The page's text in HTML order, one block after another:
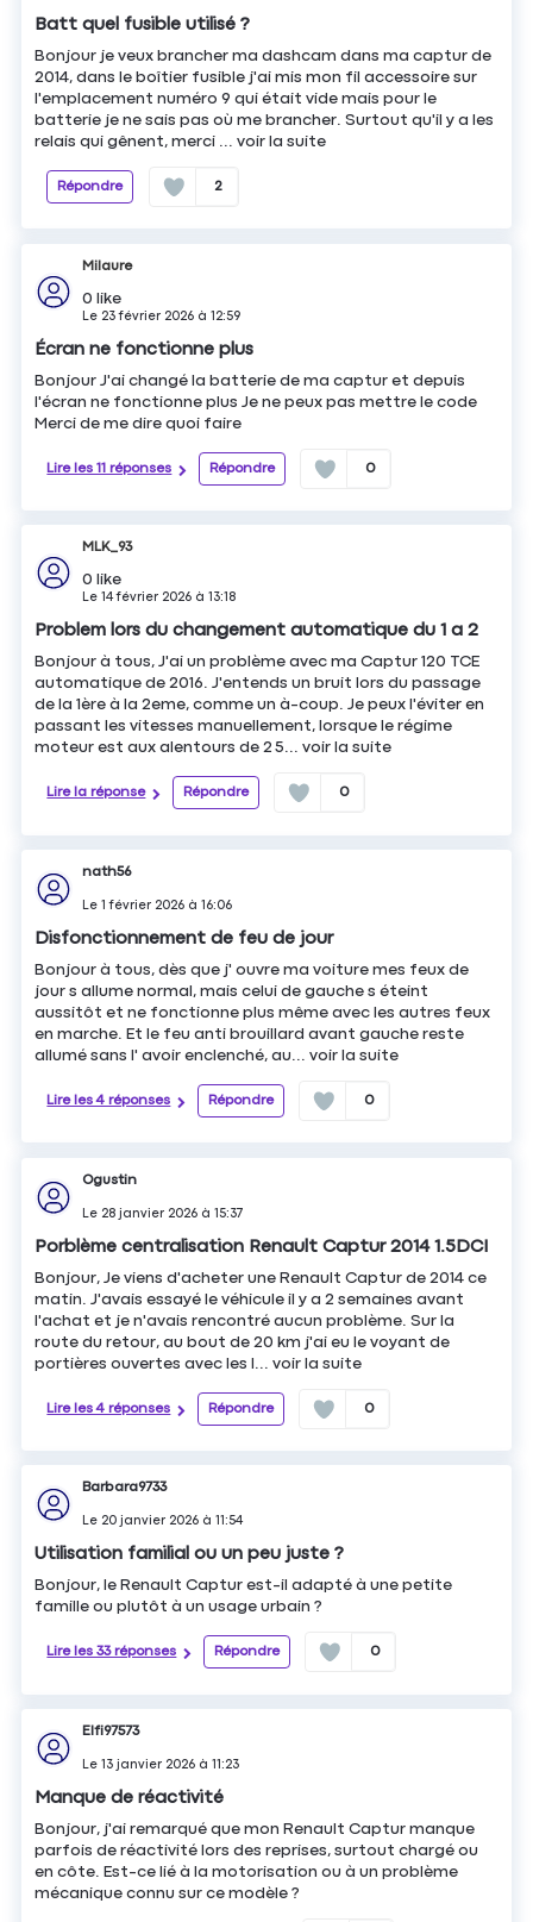
Batt quel fusible utilisé ?
Bonjour je veux brancher ma dashcam dans ma captur de
2014, dans le boîtier fusible j'ai mis mon fil accessoire sur
l'emplacement numéro 9 qui était vide mais pour le
batterie je ne sais pas où me brancher. Surtout qu'il y a les
relais qui gênent, merci ...voir la suite
Répondre 2
Milaure
0 like
Le 23 février 2026 à12:59
Écran ne fonctionne plus
Bonjour J'ai changé la batterie de ma captur et depuis
l'écran ne fonctionne plus Je ne peux pas mettre le code
Merci de me dire quoi faire
Lire les 11 réponses Répondre 0
MLK_93
0 like
Le14 février 2026 à13:18
Problem lors du changement automatique du 1 a 2
Bonjour à tous, J'ai un problème avec ma Captur 120 TCE
automatique de 2016. J'entends un bruit lors du passage
de la 1ère à la 2eme, comme un à-coup. Je peux l'éviter en
passant les vitesses manuellement, lorsque le régime
moteur est aux alentours de 2 5...voir la suite
Lire la réponse Répondre 0
nath56
Le1 février 2026 à16:06
Disfonctionnement de feu de jour
Bonjour à tous, dès que j' ouvre ma voiture mes feux de
jour s allume normal, mais celui de gauche s éteint
aussitôt et ne fonctionne plus même avec les autres feux
en marche. Et le feu anti brouillard avant gauche reste
allumé sans l' avoir enclenché, au...voir la suite
Lire les 4 réponses Répondre 0
Ogustin
Le 28 janvier 2026 à15:37
Porblème centralisation Renault Captur 2014 1.5DCI
Bonjour, Je viens d'acheter une Renault Captur de 2014 ce
matin. J'avais essayé le véhicule il y a 2 semaines avant
l'achat et je n'avais rencontré aucun problème. Sur la
route du retour, au bout de 20 km j'ai eu le voyant de
portières ouvertes avec les l...voir la suite
Lire les 4 réponses Répondre 0
Barbara9733
Le 20 janvier 2026 à11:54
Utilisation familial ou un peu juste ?
Bonjour, le Renault Captur est-il adapté à une petite
famille ou plutôt à un usage urbain ?
Lire les 33 réponses Répondre 0
Elfi97573
Le13 janvier 2026 à11:23
Manque de réactivité
Bonjour, j'ai remarqué que mon Renault Captur manque
parfois de réactivité lors des reprises, surtout chargé ou
en côte. Est-ce lié à la motorisation ou à un problème
mécanique connu sur ce modèle ?